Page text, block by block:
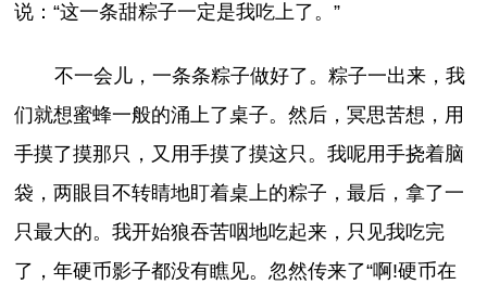
说：“这一条甜粽子一定是我吃上了。”
不一会儿，一条条粽子做好了。粽子一出来，我
们就想蜜蜂一般的涌上了桌子。然后，冥思苦想，用
手摸了摸那只，又用手摸了摸这只。我呢用手挠着脑
袋，两眼目不转睛地盯着桌上的粽子，最后，拿了一
只最大的。我开始狼吞苦咽地吃起来，只见我吃完
了，年硬币影子都没有瞧见。忽然传来了“啊!硬币在